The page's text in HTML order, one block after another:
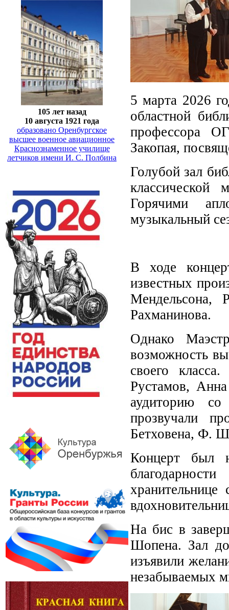
105 лет назад
10 августа 1921 года
образовано Оренбургское
высшее военное авиационное
Краснознаменное училище
летчиков имени И. С. Полбина
5 марта 2026
областной
профессора
Закопая,
Голубой зал
Горячими
музыкальный
В ходе
известных
Рахманинова.
Однако
возможность
своего
Рустамов,
аудиторию
прозвучали
Бетховена, Ф.
Концерт был
На бис в
Шопена. Зал
изъявили
незабываемых